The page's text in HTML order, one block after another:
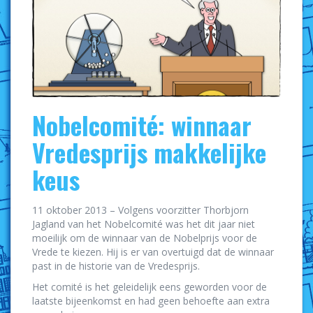
Nobelcomité: winnaar
Vredesprijs makkelijke
keus
11 oktober 2013 – Volgens voorzitter Thorbjorn
Jagland van het Nobelcomité was het dit jaar niet
moeilijk om de winnaar van de Nobelprijs voor de
Vrede te kiezen. Hij is er van overtuigd dat de winnaar
past in de historie van de Vredesprijs.
Het comité is het geleidelijk eens geworden voor de
laatste bijeenkomst en had geen behoefte aan extra